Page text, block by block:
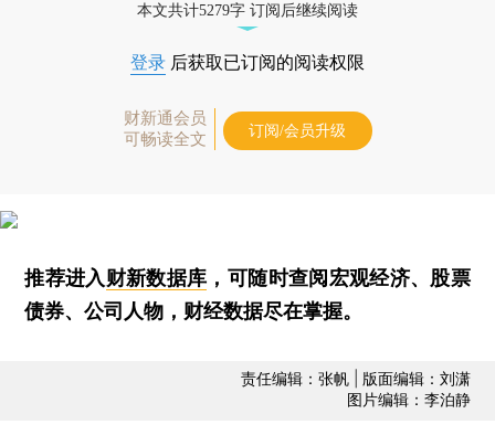
本文共计5279字 订阅后继续阅读
登录 后获取已订阅的阅读权限
财新通会员
可畅读全文
订阅/会员升级
推荐进入财新数据库 ，可随时查阅宏观经济、股票
债券、公司人物，财经数据尽在掌握。
责任编辑：张帆 | 版面编辑：刘潇
图片编辑：李泊静